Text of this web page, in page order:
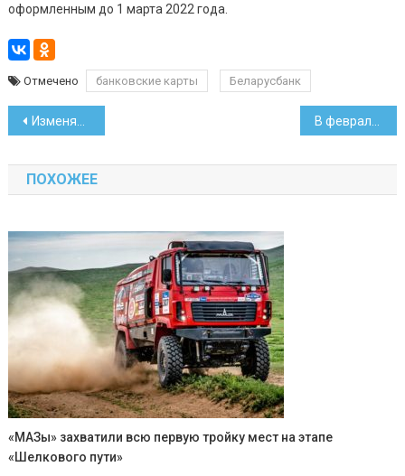
оформленным до 1 марта 2022 года.
Отмечено банковские карты Беларусбанк
Навигация
по
записям
Изменяются цены на драгметаллы, скупаемые у населения
ПОХОЖЕЕ
«МАЗы» захватили всю первую тройку мест на этапе
«Шелкового пути»